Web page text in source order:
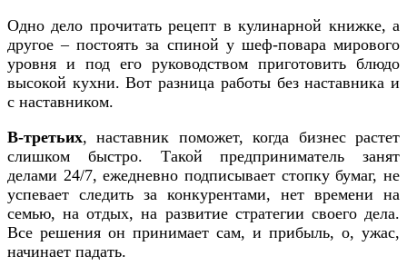
Одно дело прочитать рецепт в кулинарной книжке, а
другое – постоять за спиной у шеф-повара мирового
уровня и под его руководством приготовить блюдо
высокой кухни. Вот разница работы без наставника и
с наставником.
В-третьих, наставник поможет, когда бизнес растет
слишком быстро. Такой предприниматель занят
делами 24/7, ежедневно подписывает стопку бумаг, не
успевает следить за конкурентами, нет времени на
семью, на отдых, на развитие стратегии своего дела.
Все решения он принимает сам, и прибыль, о, ужас,
начинает падать.